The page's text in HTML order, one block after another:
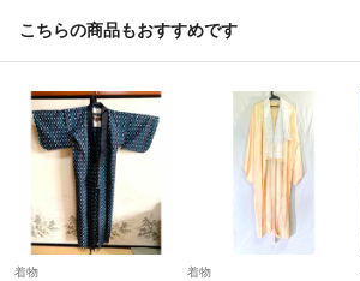
こちらの商品もおすすめです
着物 着物